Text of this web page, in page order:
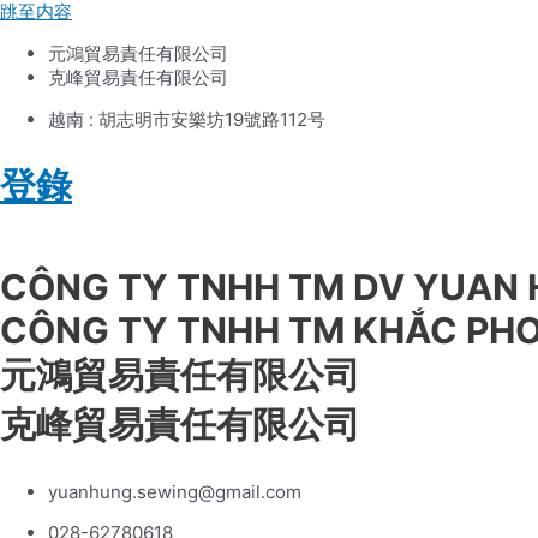
跳至内容
元鴻貿易責任有限公司
克峰貿易責任有限公司
越南 : 胡志明市安樂坊19號路112号
登錄
CÔNG TY TNHH TM DV YUAN
CÔNG TY TNHH TM KHẮC
元鴻貿易責任有限公司
克峰貿易責任有限公司
yuanhung.sewing@gmail.com
028-62780618